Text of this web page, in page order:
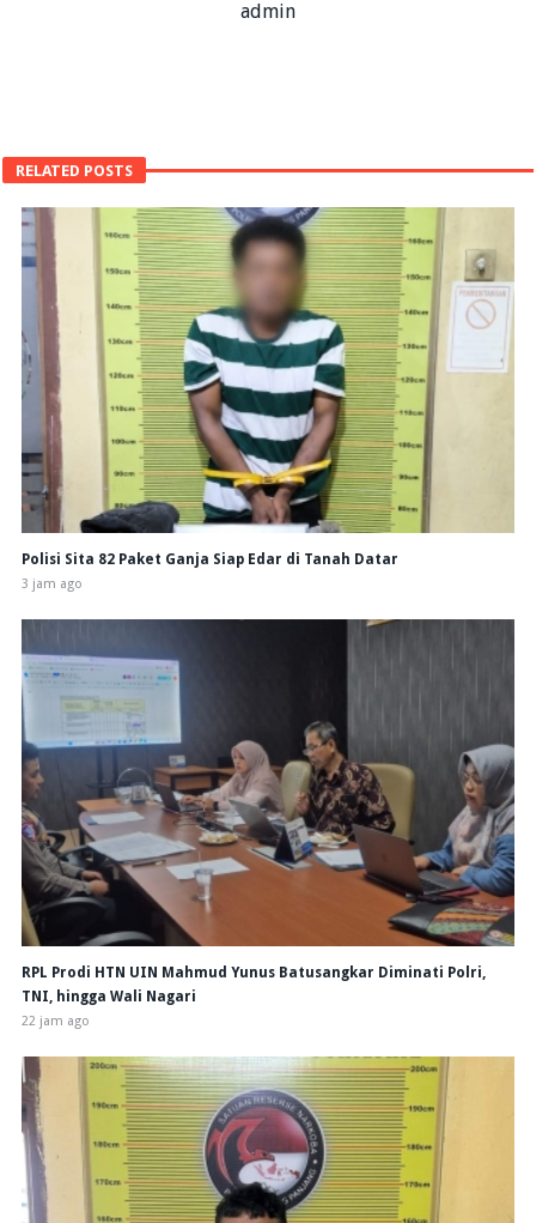
admin
RELATED POSTS
Polisi Sita 82 Paket Ganja Siap Edar di Tanah Datar
3 jam ago
RPL Prodi HTN UIN Mahmud Yunus Batusangkar Diminati Polri,
TNI, hingga Wali Nagari
22 jam ago